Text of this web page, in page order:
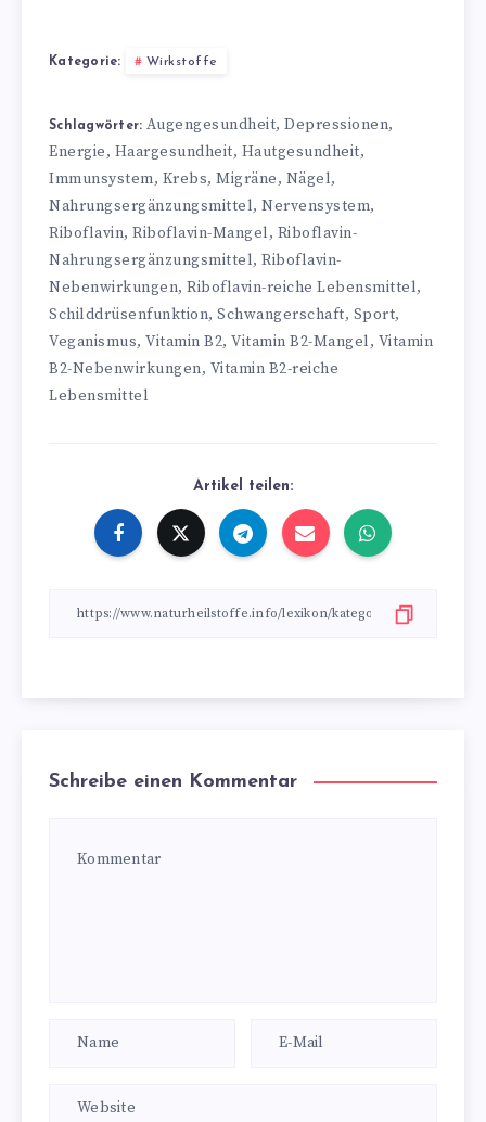
Kategorie: Wirkstoffe
Schlagwörter: Augengesundheit,Depressionen,
Energie, Haargesundheit, Hautgesundheit,
Immunsystem, Krebs, Migräne, Nägel,
Nahrungsergänzungsmittel, Nervensystem,
Riboflavin, Riboflavin-Mangel, Riboflavin-
Nahrungsergänzungsmittel, Riboflavin-
Nebenwirkungen, Riboflavin-reiche Lebensmittel,
Schilddrüsenfunktion, Schwangerschaft, Sport,
Veganismus, Vitamin B2, Vitamin B2-Mangel, Vitamin
B2-Nebenwirkungen, Vitamin B2-reiche
Lebensmittel
Artikel teilen:
Schreibe einen Kommentar